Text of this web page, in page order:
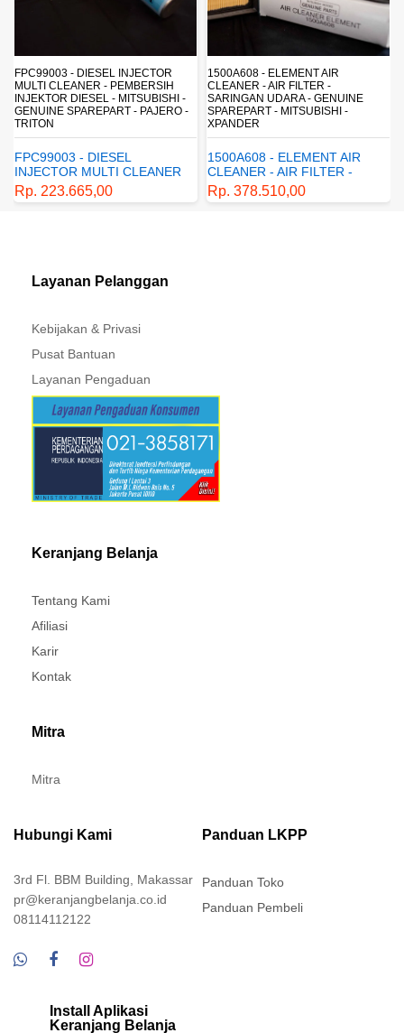
FPC99003 - DIESEL INJECTOR
MULTI CLEANER - PEMBERSIH
INJEKTOR DIESEL - MITSUBISHI -
GENUINE SPAREPART - PAJERO -
TRITON
FPC99003 - DIESEL
INJECTOR MULTI CLEANER
- PEMBERSIH INJEKTOR
DIESEL - MITSUBISHI -
Rp. 223.665,00
1500A608 - ELEMENT AIR
CLEANER - AIR FILTER -
SARINGAN UDARA - GENUINE
SPAREPART - MITSUBISHI -
XPANDER
1500A608 - ELEMENT AIR
CLEANER - AIR FILTER -
SARINGAN UDARA -
GENUINE SPAREPART -
Rp. 378.510,00
Layanan Pelanggan
Kebijakan & Privasi
Pusat Bantuan
Layanan Pengaduan
Keranjang Belanja
Tentang Kami
Afiliasi
Karir
Kontak
Mitra
Mitra
Hubungi Kami
3rd Fl. BBM Building, Makassar
pr@keranjangbelanja.co.id
08114112122
Panduan LKPP
Panduan Toko
Panduan Pembeli
Install Aplikasi
Keranjang Belanja